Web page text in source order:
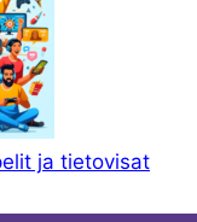
ja tietovisat